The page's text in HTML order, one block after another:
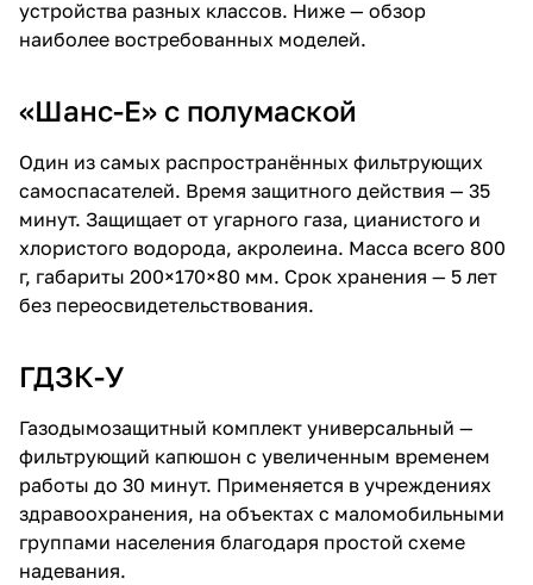
устройства разных классов. Ниже — обзор
наиболее востребованных моделей.
«Шанс-Е» с полумаской
Один из самых распространённых фильтрующих
самоспасателей. Время защитного действия — 35
минут. Защищает от угарного газа, цианистого и
хлористого водорода, акролеина. Масса всего 800
г, габариты 200×170×80 мм. Срок хранения — 5 лет
без переосвидетельствования.
ГДЗК-У
Газодымозащитный комплект универсальный —
фильтрующий капюшон с увеличенным временем
работы до 30 минут. Применяется в учреждениях
здравоохранения, на объектах с маломобильными
группами населения благодаря простой схеме
надевания.